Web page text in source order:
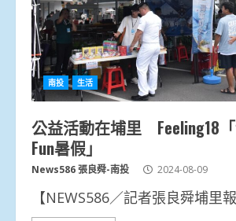
南投 生活
公益活動在埔里 Feeling18
Fun暑假」
News586 張良舜-南投 2024-08-09
【NEWS586／記者張良舜埔里